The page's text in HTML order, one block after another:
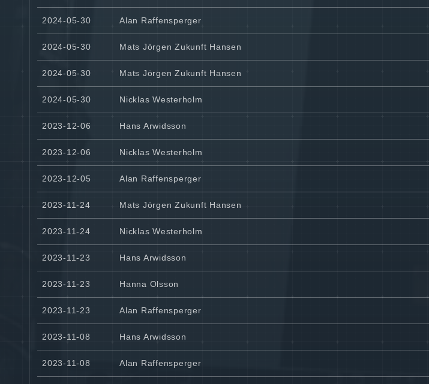
2024-05-30 Alan Raffensperger
2024-05-30 Mats Jörgen Zukunft Hansen
2024-05-30 Mats Jörgen Zukunft Hansen
2024-05-30 Nicklas Westerholm
2023-12-06 Hans Arwidsson
2023-12-06 Nicklas Westerholm
2023-12-05 Alan Raffensperger
2023-11-24 Mats Jörgen Zukunft Hansen
2023-11-24 Nicklas Westerholm
2023-11-23 Hans Arwidsson
2023-11-23 Hanna Olsson
2023-11-23 Alan Raffensperger
2023-11-08 Hans Arwidsson
2023-11-08 Alan Raffensperger